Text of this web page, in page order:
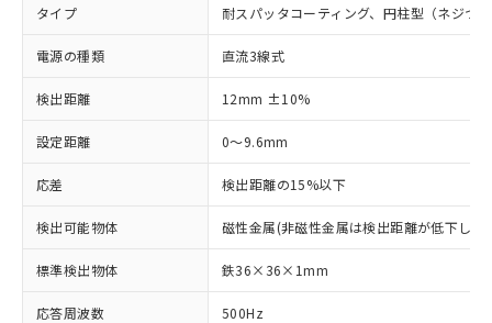
タイプ 耐スパッタコーティング、円柱型（ネジつ
電源の種類 直流3線式
検出距離 12mm ±10%
設定距離 0～9.6mm
応差 検出距離の15%以下
検出可能物体 磁性金属(非磁性金属は検出距離が低下しま
標準検出物体 鉄36×36×1mm
応答周波数 500Hz